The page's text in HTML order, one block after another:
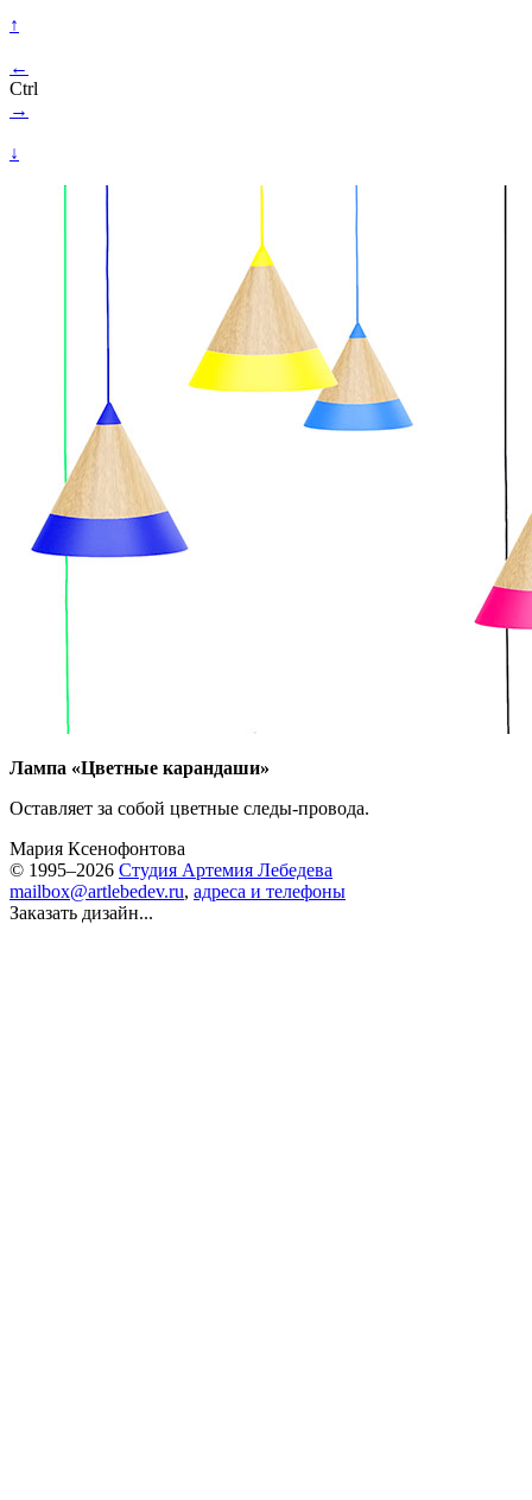
↑
←
Ctrl
→
↓
Лампа «Цветные карандаши»
Оставляет за собой цветные следы-провода.
Мария Ксенофонтова
© 1995–2026 Студия Артемия Лебедева
mailbox@artlebedev.ru, адреса и телефоны
Заказать дизайн...